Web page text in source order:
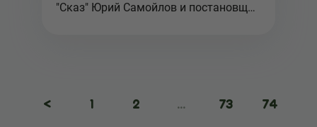
"Сказ" Юрий Самойлов и постановщик
< 1 2 ... 73 74